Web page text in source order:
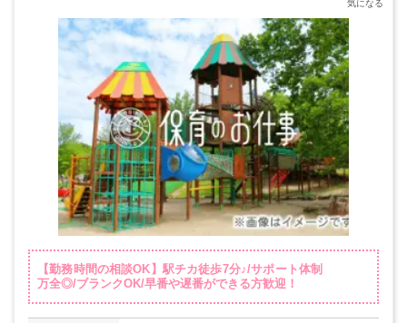
【勤務時間の相談OK】駅チカ徒歩7分♪/サポート体制
万全◎/ブランクOK/早番や遅番ができる方歓迎！